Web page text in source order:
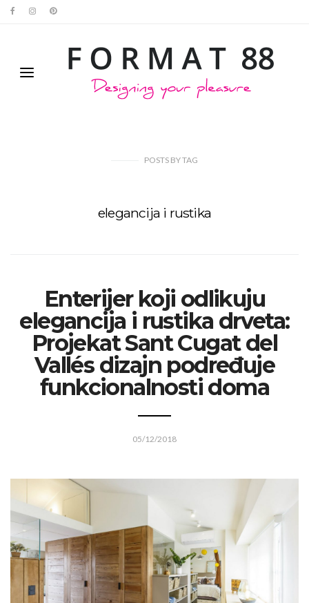
POSTS BYTAG
elegancija i rustika
Enterijer koji odlikuju
elegancija i rustika drveta:
Projekat Sant Cugat del
Vallés dizajn podređuje
funkcionalnosti doma
05/12/2018